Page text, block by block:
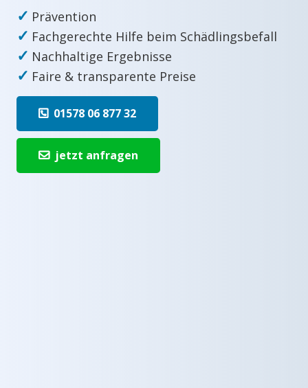
✓ Prävention
✓ Fachgerechte Hilfe beim Schädlingsbefall
✓ Nachhaltige Ergebnisse
✓ Faire & transparente Preise
01578 06 877 32
jetzt anfragen